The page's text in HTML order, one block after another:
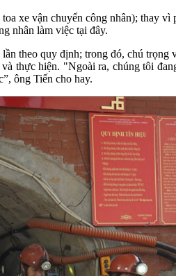
xe vận chuyển công nhân); thay
nhân làm việc tại đây.
theo quy định; trong đó, chú
thực hiện. "Ngoài ra, chúng tôi
ông Tiến cho hay.